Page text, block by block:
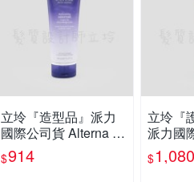
立坽『造型品』派力
國際公司貨 Alterna C
AVIAR 魚子保濕凍10
0ml HH02 HM16
$914
立坽『
派力國
na
魚子活
$1,080